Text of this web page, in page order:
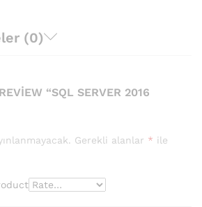
(0)
“SQL SERVER 2016
Gerekli alanlar * ile